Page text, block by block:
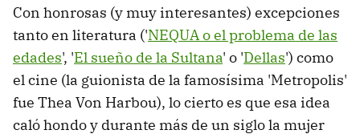
Con honrosas (y muy interesantes) excepciones
tanto en literatura ('NEQUA o el problema de las
edades', 'El sueño de la Sultana' o 'Dellas') como
el cine (la guionista de la famosísima 'Metropolis'
fue Thea Von Harbou), lo cierto es que esa idea
caló hondo y durante más de un siglo la mujer